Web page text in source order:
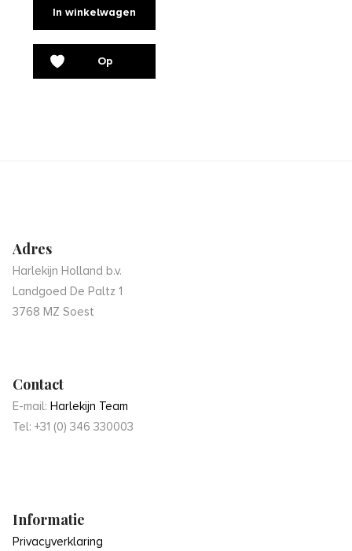
In winkelwagen
Op
Adres
Harlekijn Holland b.v.
Landgoed De Paltz 1
3768 MZ Soest
Contact
E-mail: Harlekijn Team
Tel: +31 (0) 346 330003
Informatie
Privacyverklaring